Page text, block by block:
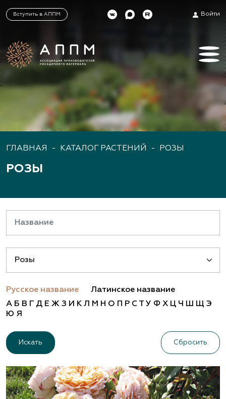
Вступить в АППМ Войти
ГЛАВНАЯ - КАТАЛОГ РАСТЕНИЙ - РОЗЫ
РОЗЫ
Русское название
Латинское название
А Б В Г Д Е Ж З И К Л М Н О П Р С Т У Ф Х Ц Ч Ш Щ Э
Ю Я
Сбросить